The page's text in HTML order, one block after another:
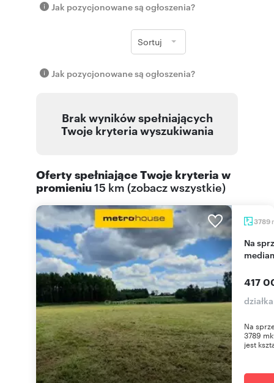
Jak pozycjonowane są ogłoszenia?
Sortuj
Jak pozycjonowane są ogłoszenia?
Brak wyników spełniających
Twoje kryteria wyszukiwania
Oferty spełniające Twoje kryteria w
promieniu15 km (zobacz wszystkie)
3789
Na sprzedaż działka 3789 m² w Węgrowie z
417
Na
3789
jest